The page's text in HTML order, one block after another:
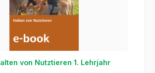
von Nutztieren 1. Lehrjahr